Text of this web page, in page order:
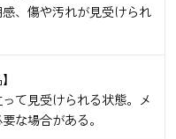
、傷や汚れが見受けられ
て見受けられる状態。メ
な場合がある。